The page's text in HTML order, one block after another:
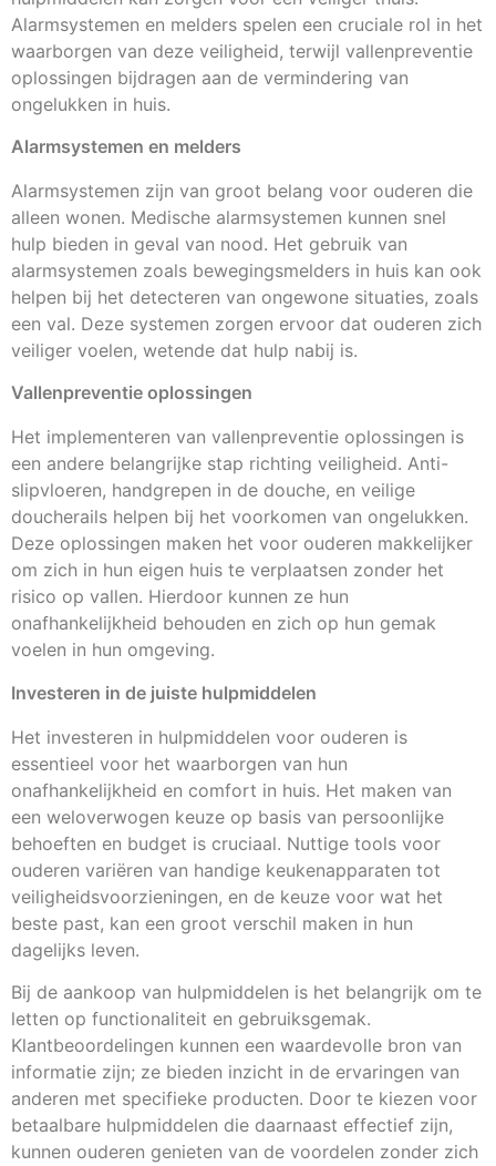
Alarmsystemen en melders spelen een cruciale rol in het
waarborgen van deze veiligheid, terwijl vallenpreventie
oplossingen bijdragen aan de vermindering van
ongelukken in huis.
Alarmsystemen en melders
Alarmsystemen zijn van groot belang voor ouderen die
alleen wonen. Medische alarmsystemen kunnen snel
hulp bieden in geval van nood. Het gebruik van
alarmsystemen zoals bewegingsmelders in huis kan ook
helpen bij het detecteren van ongewone situaties, zoals
een val. Deze systemen zorgen ervoor dat ouderen zich
veiliger voelen, wetende dat hulp nabij is.
Vallenpreventie oplossingen
Het implementeren van vallenpreventie oplossingen is
een andere belangrijke stap richting veiligheid. Anti-
slipvloeren, handgrepen in de douche, en veilige
doucherails helpen bij het voorkomen van ongelukken.
Deze oplossingen maken het voor ouderen makkelijker
om zich in hun eigen huis te verplaatsen zonder het
risico op vallen. Hierdoor kunnen ze hun
onafhankelijkheid behouden en zich op hun gemak
voelen in hun omgeving.
Investeren in de juiste hulpmiddelen
Het investeren in hulpmiddelen voor ouderen is
essentieel voor het waarborgen van hun
onafhankelijkheid en comfort in huis. Het maken van
een weloverwogen keuze op basis van persoonlijke
behoeften en budget is cruciaal. Nuttige tools voor
ouderen variëren van handige keukenapparaten tot
veiligheidsvoorzieningen, en de keuze voor wat het
beste past, kan een groot verschil maken in hun
dagelijks leven.
Bij de aankoop van hulpmiddelen is het belangrijk om te
letten op functionaliteit en gebruiksgemak.
Klantbeoordelingen kunnen een waardevolle bron van
informatie zijn; ze bieden inzicht in de ervaringen van
anderen met specifieke producten. Door te kiezen voor
betaalbare hulpmiddelen die daarnaast effectief zijn,
kunnen ouderen genieten van de voordelen zonder zich